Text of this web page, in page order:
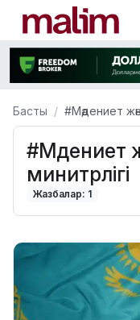
Басты #Мәдениет
#Мәдениет
минитрлігі
Жазбалар: 1